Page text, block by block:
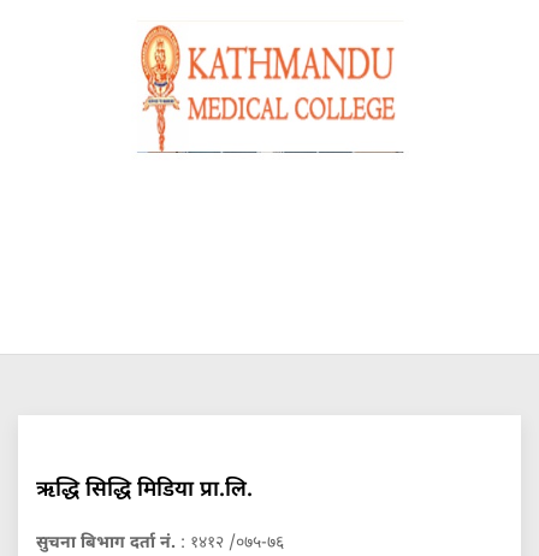
ऋद्धि सिद्धि मिडिया प्रा.लि.
सुचना बिभाग दर्ता नं. : १४१२ /०७५-७६